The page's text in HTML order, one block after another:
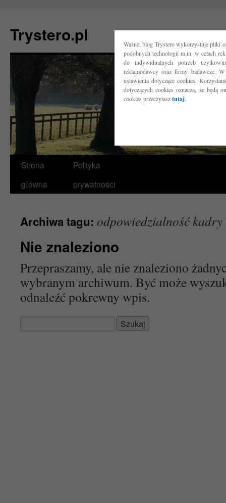
Ważne: blog Trystero wykorzystuje pliki
podobnych technologii m.in. w celach
do indywidualnych potrzeb
reklamodawcy oraz firmy badawcze.
ustawienia dotyczące cookies.
dotyczących cookies oznacza, że będą
cookies przeczytasztutaj.
Trystero.pl
Przejdź
do
Strona
główna
Polityka
prywatności
Archiwa tagu: odpowiedzialność
Nie znaleziono
Przepraszamy, ale nie znaleziono
wybranym archiwum. Być może
odnaleźć pokrewny wpis.